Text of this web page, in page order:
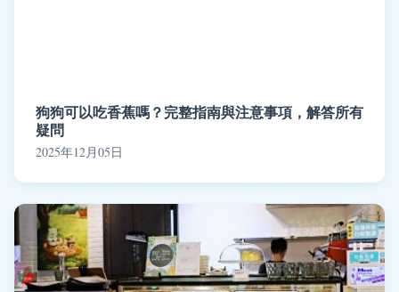
狗狗可以吃香蕉嗎？完整指南與注意事項，解答所有
疑問
2025年12月05日